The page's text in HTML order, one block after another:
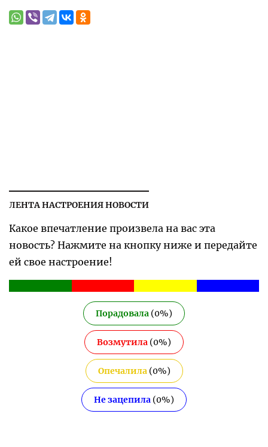
ЛЕНТА НАСТРОЕНИЯ НОВОСТИ
Какое впечатление произвела на вас эта
новость? Нажмите на кнопку ниже и передайте
ей свое настроение!
Порадовала (0%)
Возмутила (0%)
Опечалила(0%)
Не зацепила (0%)